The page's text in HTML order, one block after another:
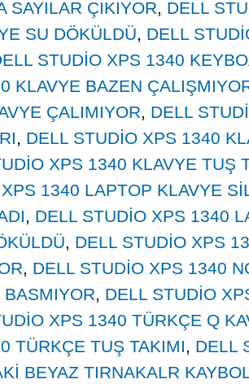
SAYILAR ÇIKIYOR, DELL
SU DÖKÜLDÜ, DELL
STUDİO XPS 1340
KLAVYE BAZEN
ÇALIMIYOR, DELL
, DELL STUDİO XPS 1340
XPS 1340 KLAVYE TUŞ
1340 LAPTOP KLAVYE
, DELL STUDİO XPS 1340
, DELL STUDİO XPS
, DELL STUDİO XPS 1340
, DELL STUDİO
XPS 1340 TÜRKÇE Q
TÜRKÇE TUŞ TAKIMI, DELL
BEYAZ TIRNAKALR